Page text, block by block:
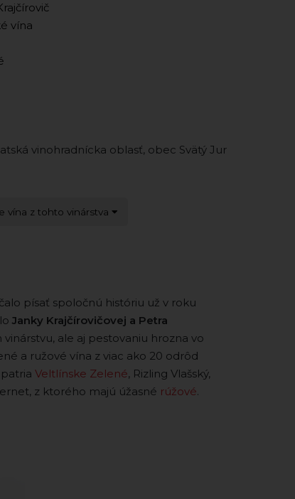
vína
vinohradnícka oblasť, obec Svätý Jur
vína z tohto vinárstva
písať spoločnú históriu už v roku
Janky Krajčírovičovej a Petra
vinárstvu, ale aj pestovaniu hrozna vo
a ružové vína z viac ako 20 odrôd
Veltlínske Zelené, Rizling Vlašský,
z ktorého majú úžasné rúžové.